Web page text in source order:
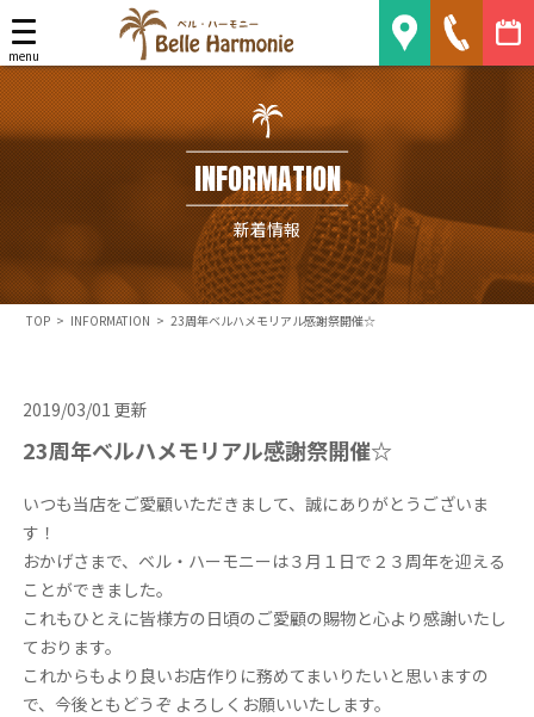
menu
INFORMATION
新着情報
TOP > INFORMATION > 23周年ベルハメモリアル感謝祭開催☆
2019/03/01 更新
23周年ベルハメモリアル感謝祭開催☆
いつも当店をご愛顧いただきまして、誠にありがとうございま
す！
おかげさまで、ベル・ハーモニーは３月１日で２３周年を迎える
ことができました。
これもひとえに皆様方の日頃のご愛顧の賜物と心より感謝いたし
ております。
これからもより良いお店作りに務めてまいりたいと思いますの
で、今後ともどうぞ よろしくお願いいたします。